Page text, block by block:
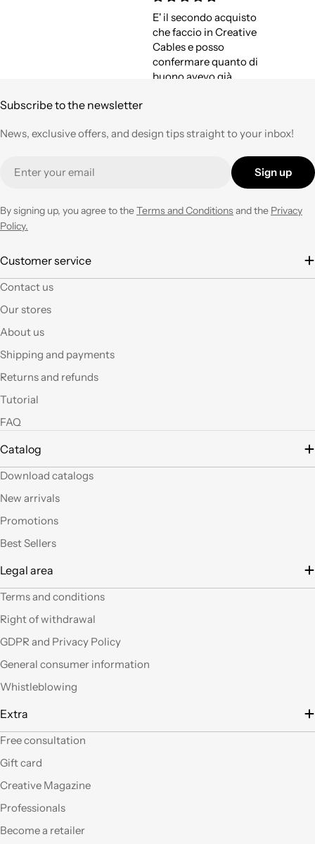
E' il secondo acquisto
che faccio in Creative
Cables e posso
confermare quanto di
buono avevo già
velocità nell'evasione
prezzo corretto !
Tornerò su questo
ne avrò necessità con
visitare il nuovo
vuote.Bravi contenute
Subscribe to the newsletter
News, exclusive offers, and design tips straight to your inbox!
Sign up
By signing up, you agree to theTerms and Conditions and the Privacy
Policy.
Customer service
Contact us
Our stores
About us
Shipping and payments
Returns and refunds
Tutorial
FAQ
Catalog
Download catalogs
New arrivals
Promotions
Best Sellers
Legal area
Terms and conditions
Right of withdrawal
GDPR and Privacy Policy
General consumer information
Whistleblowing
Extra
Free consultation
Gift card
Creative Magazine
Professionals
Become a retailer